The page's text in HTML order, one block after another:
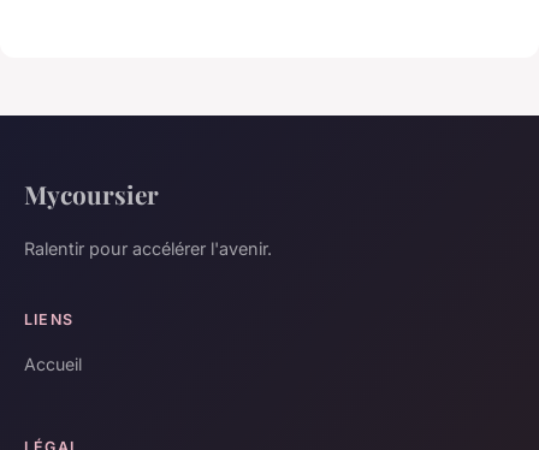
Mycoursier
Ralentir pour accélérer l'avenir.
LIENS
Accueil